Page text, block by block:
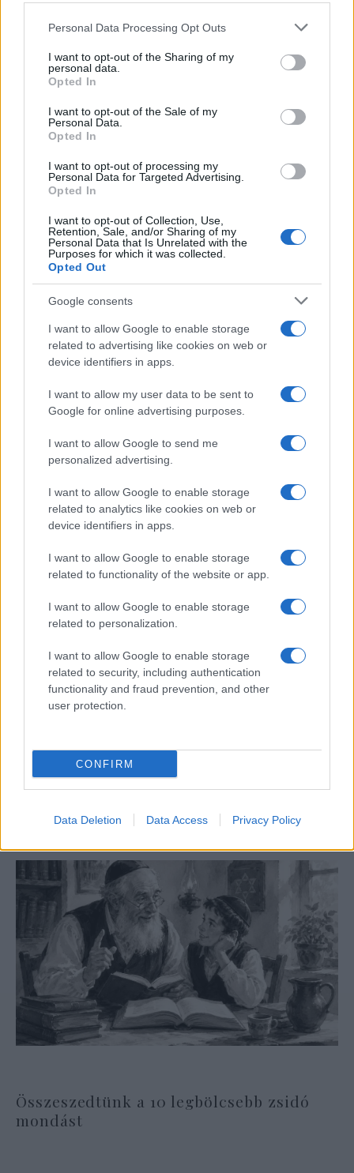
Please note that this website/app uses one or more Google
not limited to your visit or usage behaviour. You may click to
grant or deny consent to Google and its third-party tags to
use your data for below specified purposes in below Google
consent section.
Personal Data Processing Opt Outs
I want to opt-out of the Sharing of my
personal data.
Opted In
I want to opt-out of the Sale of my
Personal Data.
Opted In
I want to opt-out of processing my
Personal Data for Targeted Advertising.
Opted In
I want to opt-out of Collection, Use,
Retention, Sale, and/or Sharing of my
Personal Data that Is Unrelated with the
Purposes for which it was collected.
Opted Out
Google consents
I want to allow Google to enable storage
related to advertising like cookies on web or
device identifiers in apps.
I want to allow my user data to be sent to
Google for online advertising purposes.
I want to allow Google to send me
personalized advertising.
I want to allow Google to enable storage
related to analytics like cookies on web or
device identifiers in apps.
I want to allow Google to enable storage
related to functionality of the website or app.
I want to allow Google to enable storage
related to personalization.
I want to allow Google to enable storage
related to security, including authentication
functionality and fraud prevention, and other
user protection.
CONFIRM
Data Deletion Data Access Privacy Policy
vilagurben/?
fbclid=IwAR13EE3HQcB5txyCqQAo7Kz628H
Axjq5GLC–DbSQXtnKXMOhgM0Io0aotM
Lesújtva fogadtuk a hírt: meghalt a Rebbe
bizalmasa
Megjelent az 5787. évi falinaptár, töltse le!
Összeszedtünk a 10 legbölcsebb zsidó
mondást